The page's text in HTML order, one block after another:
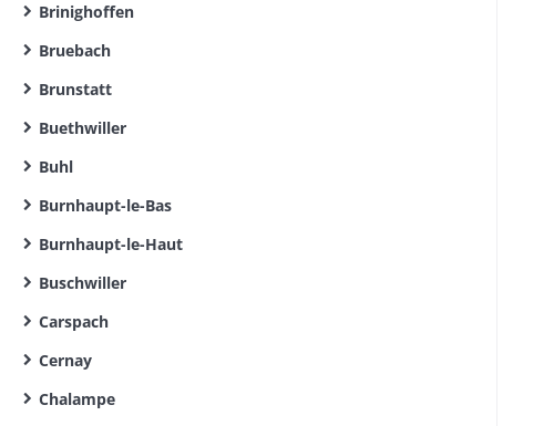
Brinighoffen
Bruebach
Brunstatt
Buethwiller
Buhl
Burnhaupt-le-Bas
Burnhaupt-le-Haut
Buschwiller
Carspach
Cernay
Chalampe